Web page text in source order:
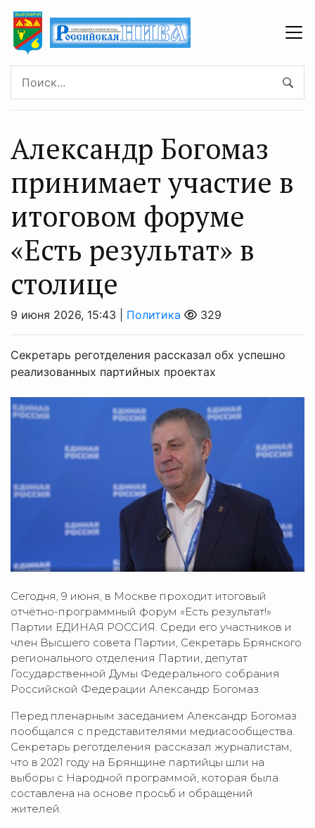
Александр Богомаз
принимает участие в
итоговом форуме
«Есть результат» в
столице
9 июня 2026, 15:43 | Политика 329
Секретарь реготделения рассказал обх успешно
реализованных партийных проектах
Сегодня, 9 июня, в Москве проходит итоговый
отчётно-программный форум «Есть результат!»
Партии ЕДИНАЯ РОССИЯ. Среди его участников и
член Высшего совета Партии, Секретарь Брянского
регионального отделения Партии, депутат
Государственной Думы Федерального собрания
Российской Федерации Александр Богомаз.
Перед пленарным заседанием Александр Богомаз
пообщался с представителями медиасообщества.
Секретарь реготделения рассказал журналистам,
что в 2021 году на Брянщине партийцы шли на
выборы с Народной программой, которая была
составлена на основе просьб и обращений
жителей.